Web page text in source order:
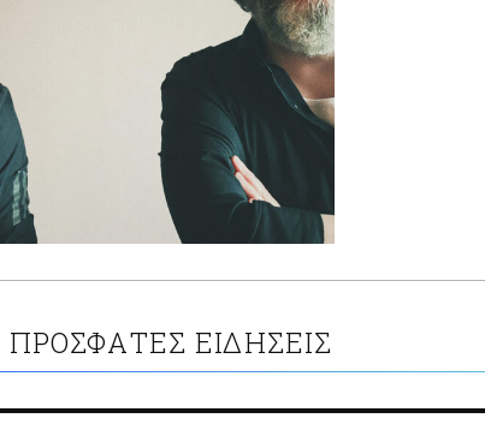
ΠΡΟΣΦΑΤΕΣ ΕΙΔΗΣΕΙΣ